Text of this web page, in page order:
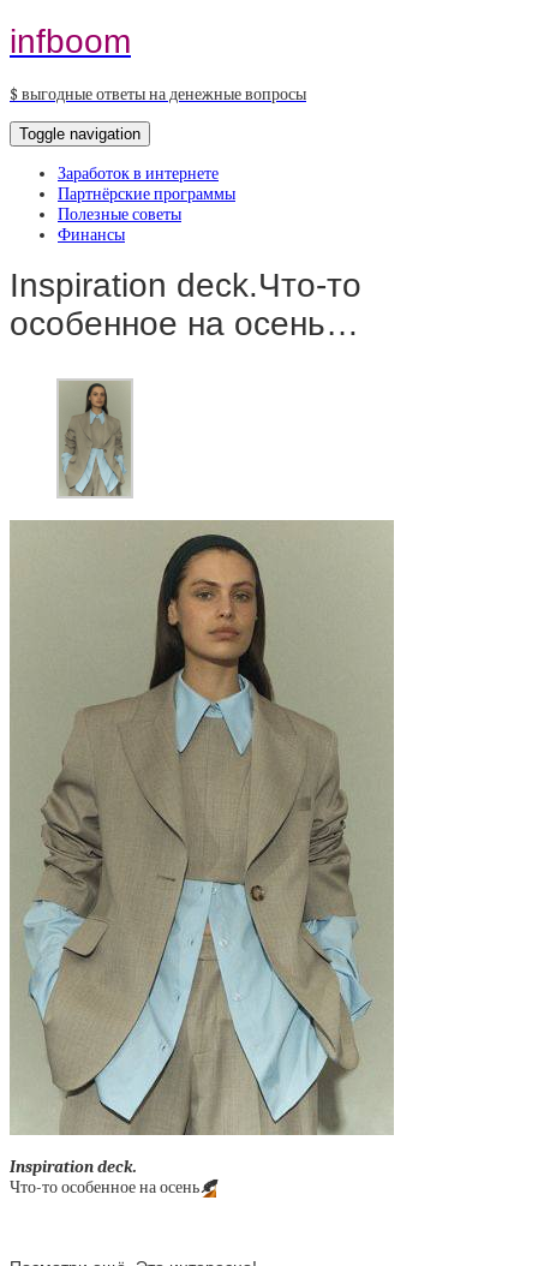
infboom
$ выгодные ответы на денежные вопросы
Toggle navigation
Заработок в интернете
Партнёрские программы
Полезные советы
Финансы
Inspiration deck.Что-то
особенное на осень…
Inspiration deck.
Что-то особенное на осень🍂